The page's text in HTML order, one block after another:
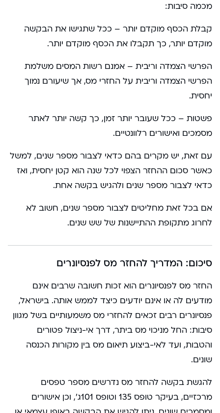
מכמה סיבות:
קבלת הכסף מוקדם יותר – ככל שתגישו את הבקשה
מוקדם יותר, כך תקבלו את הכסף מוקדם יותר.
הפרשי הצמדה וריבית – אמנם רשות המסים משלמת
הפרשי הצמדה וריבית על החזרי מס, אך שיעורם נמוך
יחסית.
פשטות – ככל שעובר יותר זמן, כך קשה יותר לאתר
מסמכים ואישורים רלוונטיים.
עם זאת, יש מקרים בהם כדאי לצבור מספר שנים, למשל
כאשר סכום ההחזר הצפוי לכל שנה הוא קטן יחסית, ואז
כדאי לצבור מספר שנים ולהגיש בקשה אחת.
אם בכל זאת מחליטים לצבור מספר שנים, חשוב לא
לחרוג מתקופת ההתיישנות של שש שנים.
סיכום: המדריך להחזר מס לפנסיונרים
החזר מס לפנסיונרים הוא זכות חשובה שרבים אינם
מודעים לה או אינם יודעים כיצד לממש אותה. בישראל,
פנסיונרים רבים זכאים להחזרי מס משמעותיים בשל מגוון
סיבות: החל מניכוי מס ביתר, דרך אי-ניצול פטורים
והטבות, ועד לאי-ביצוע תיאום מס בין מקורות הכנסה
שונים.
להגשת בקשה להחזר מס נדרשים מספר טפסים
מרכזיים, בעיקר טופס 135 וטופס 101ג’, וכן אישורים